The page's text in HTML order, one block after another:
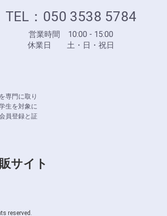
TEL：050 3538 5784
営業時間 10:00 - 15:00
休業日 土・日・祝日
専門に取り
生を対象に
員登録と証
サイト
reserved.